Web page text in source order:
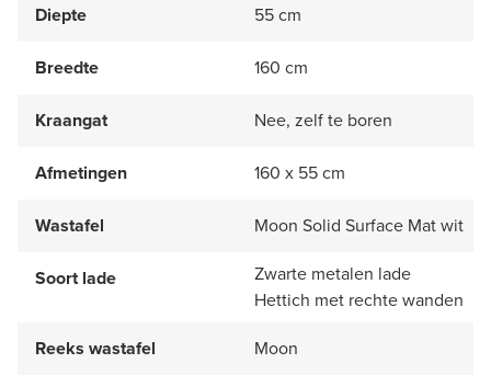
Diepte
55 cm
Breedte 160 cm
Kraangat Nee, zelf te boren
Afmetingen 160 x 55 cm
Wastafel Moon Solid Surface Mat wit
Soort lade
Zwarte metalen lade
Hettich met rechte wanden
Reeks wastafel
Moon